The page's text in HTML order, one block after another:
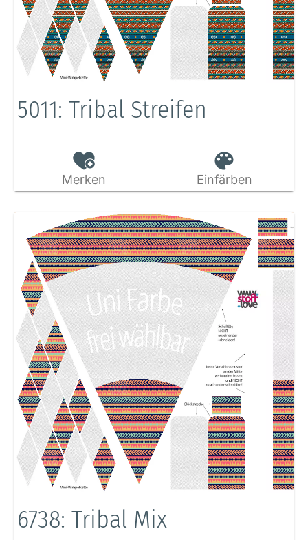
5011: Tribal Streifen
Merken Einfärben
6738: Tribal Mix